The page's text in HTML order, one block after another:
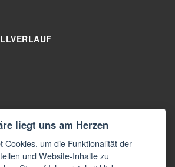
liegt uns am Herzen
Cookies, um die Funktionalität der
und Website-Inhalte zu